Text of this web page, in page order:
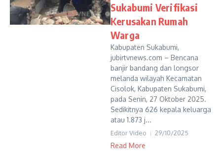
Sukabumi Verifikasi
Kerusakan Rumah
Warga
Kabupaten Sukabumi,
jubirtvnews.com – Bencana
banjir bandang dan longsor
melanda wilayah Kecamatan
Cisolok, Kabupaten Sukabumi,
pada Senin, 27 Oktober 2025.
Sedikitnya 626 kepala keluarga
atau 1.873 j...
Editor Video 29/10/2025
Read More